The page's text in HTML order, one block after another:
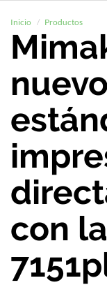
Inicio Productos
con